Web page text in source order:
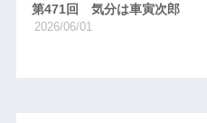
第471回 気分は車寅次郎
2026/06/01